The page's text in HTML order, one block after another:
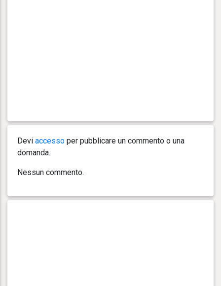
Devi accesso per pubblicare un commento o una
domanda.
Nessun commento.